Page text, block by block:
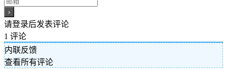
请登录后发表评论
1 评论
内联反馈
查看所有评论